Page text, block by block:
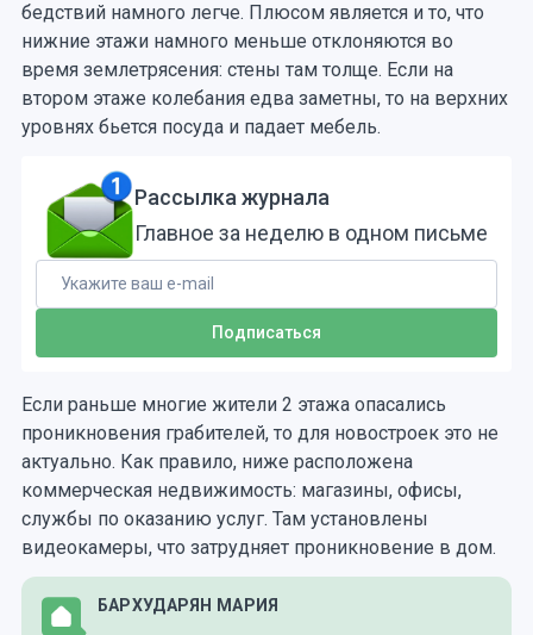
бедствий намного легче. Плюсом является и то, что
нижние этажи намного меньше отклоняются во
время землетрясения: стены там толще. Если на
втором этаже колебания едва заметны, то на верхних
уровнях бьется посуда и падает мебель.
Рассылка журнала
Главное за неделю в одном письме
Если раньше многие жители 2 этажа опасались
проникновения грабителей, то для новостроек это не
актуально. Как правило, ниже расположена
коммерческая недвижимость: магазины, офисы,
службы по оказанию услуг. Там установлены
видеокамеры, что затрудняет проникновение в дом.
БАРХУДАРЯН МАРИЯ